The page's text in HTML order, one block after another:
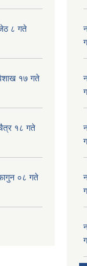
जेठ ८ गते
वैशाख १७ गते
चैत्र १८ गते
०८ गते